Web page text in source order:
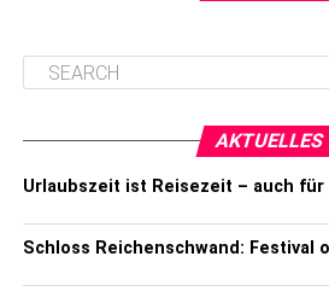
AKTUELLES
Urlaubszeit ist Reisezeit – auch für
Schloss Reichenschwand: Festival